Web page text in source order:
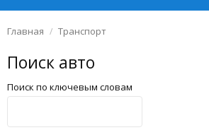
Главная Транспорт
Поиск авто
Поиск по ключевым словам